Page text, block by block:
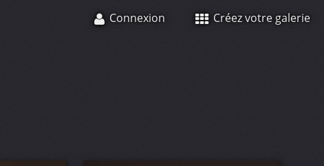
Connexion Créez votre galerie